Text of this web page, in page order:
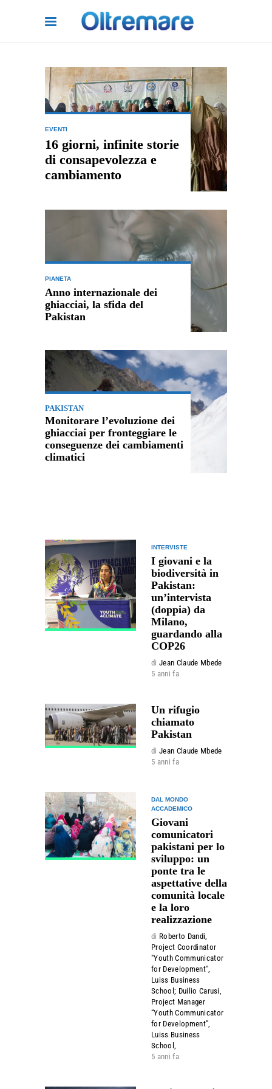
EVENTI
16 giorni, infinite storie
di consapevolezza e
cambiamento
PIANETA
Anno internazionale dei
ghiacciai, la sfida del
Pakistan
PAKISTAN
Monitorare l’evoluzione dei
ghiacciai per fronteggiare le
conseguenze dei cambiamenti
climatici
INTERVISTE
I giovani e la
biodiversità in
Pakistan:
un’intervista
(doppia) da
Milano,
guardando alla
COP26
di Jean Claude Mbede
5 anni fa
Un rifugio
chiamato
Pakistan
di Jean Claude Mbede
5 anni fa
DAL MONDO
ACCADEMICO
Giovani
comunicatori
pakistani per lo
sviluppo: un
ponte tra le
aspettative della
comunità locale
e la loro
realizzazione
di Roberto Dandi,
Project Coordinator
"Youth Communicator
for Development",
Luiss Business
School; Duilio Carusi,
Project Manager
“Youth Communicator
for Development”,
Luiss Business
School,
5 anni fa